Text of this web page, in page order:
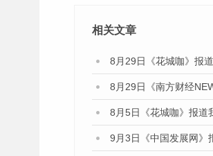
相关文章
8月29日《花城咖》报
8月29日《南方财经
8月5日《花城咖》报道
9月3日《中国发展网》